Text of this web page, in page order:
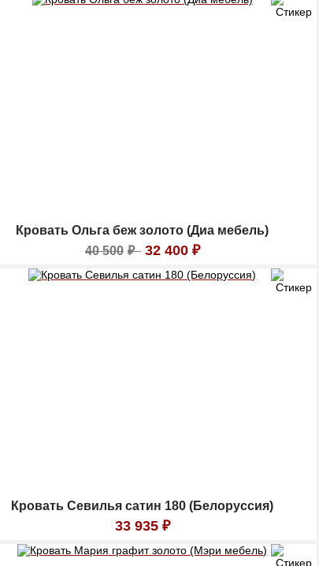
Кровать Ольга беж золото (Диа мебель)
40 500 ₽ 32 400 ₽
Кровать Севилья сатин 180 (Белоруссия)
33 935 ₽